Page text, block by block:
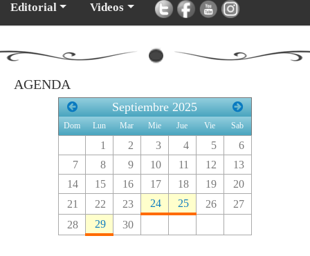
Editorial Videos
AGENDA
Septiembre2025
Dom Lun Mar Mie Jue Vie Sab
1 2 3 4 5
6
7
8 9 10 11 12
13
14
15 16 17 18 19
20
21
22 23 24 25 26
27
28
29 30